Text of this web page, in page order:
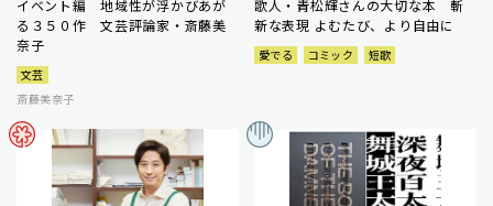
イベント編 地域性が浮かびあが
る３５０作 文芸評論家・斎藤美
奈子
文芸
斎藤美奈子
歌人・青松輝さんの大切な本 斬
新な表現 よむたび、より自由に
愛でる コミック 短歌